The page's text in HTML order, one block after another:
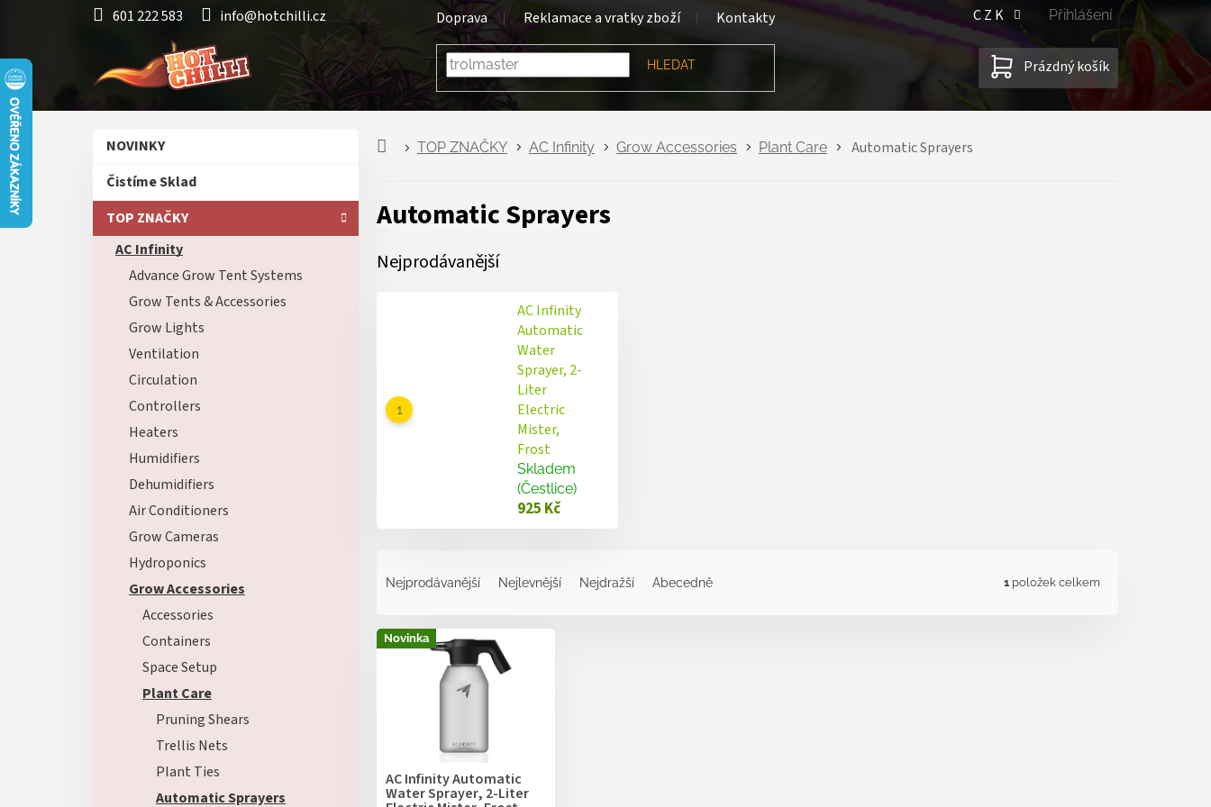
601 222 583 info@hotchilli.cz Doprava Reklamace a vratky zboží Kontakty CZK Přihlášení
HLEDAT
NÁKUPNÍ
KOŠÍK
Prázdný košík
t
a
Přeskočit
NOVINKY
Čistíme Sklad
TOP ZNAČKY
AC Infinity
Advance Grow Tent Systems
Grow Tents & Accessories
Grow Lights
Ventilation
Circulation
Controllers
Heaters
Humidifiers
Dehumidifiers
Air Conditioners
Grow Cameras
Hydroponics
Grow Accessories
Accessories
Containers
Space Setup
Plant Care
Pruning Shears
Trellis Nets
Plant Ties
Automatic Sprayers
TOP ZNAČKY AC Infinity Grow Accessories Plant Care Automatic Sprayers
Automatic Sprayers
Nejprodávanější
AC Infinity
Automatic
Water
Sprayer, 2-
Liter
Electric
Mister,
Frost
Skladem
(Čestlice)
925 Kč
n
Nejprodávanější Nejlevnější Nejdražší Abecedně 1 položek celkem
V
ý
Novinka
AC Infinity Automatic
Water Sprayer, 2-Liter